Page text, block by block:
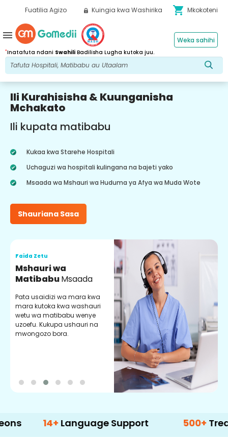
Fuatilia Agizo Kuingia kwa Washirika shopping_cart Mkokoteni
*Inatafuta ndani Swahili Badilisha Lugha kutoka juu.
Weka sahihi
menu
Ili Kurahisisha & Kuunganisha
Mchakato
Ili kupata matibabu
Kukaa kwa Starehe Hospitali
Uchaguzi wa hospitali kulingana na bajeti yako
Msaada wa Mshauri wa Huduma ya Afya wa Muda Wote
Shauriana Sasa
Faida Zetu
Mshauri wa
MatibabuMsaada
Pata usaidizi wa mara kwa
mara kutoka kwa washauri
wetu wa matibabu wenye
uzoefu. Kukupa ushauri na
mwongozo bora.
14+Language Support 500+ Treatment